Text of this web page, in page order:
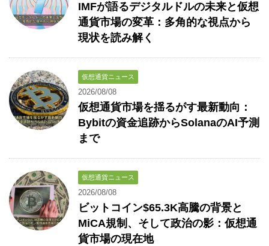
IMFが語るデジタルドルの未来と仮想
通貨市場の変革：多角的な視点から
現状を読み解く
仮想通貨ニュース
2026/08/08
仮想通貨市場を揺るがす最新動向：
Bybitの資金追跡からSolanaのAI予測
まで
仮想通貨ニュース
2026/08/08
ビットコイン$65.3K高騰の背景と
MiCA規制、そして政治の影：仮想通
貨市場の現在地